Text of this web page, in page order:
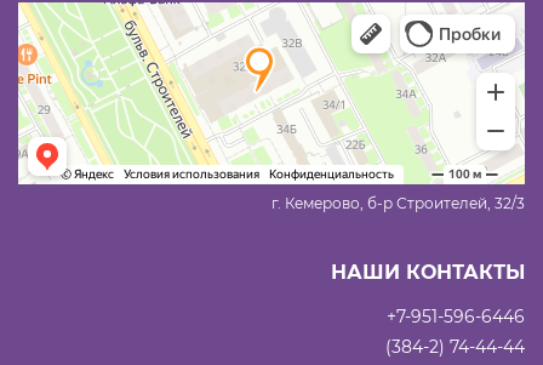
г. Кемерово, б-р Строителей, 32/3
НАШИ КОНТАКТЫ
+7-951-596-6446
(384-2) 74-44-44